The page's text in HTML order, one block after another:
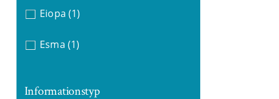
Eiopa (1)
Esma (1)
Informationstyp